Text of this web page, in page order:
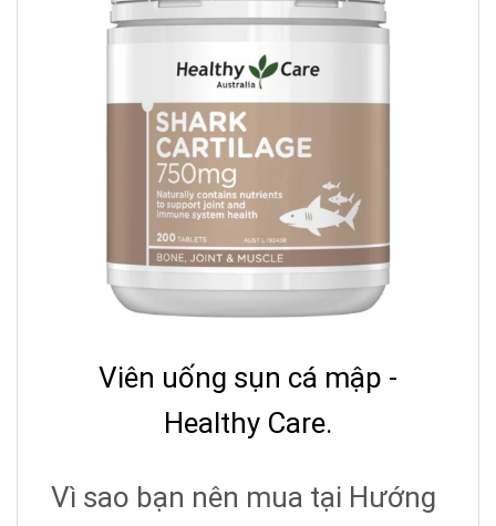
Viên uống sụn cá mập -
Healthy Care.
Vì sao bạn nên mua tại Hướng